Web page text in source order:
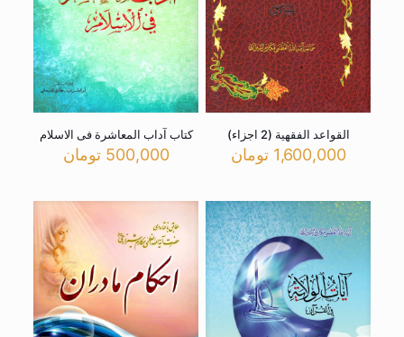
القواعد الفقهیة (2 اجزاء)
1,600,000 تومان
کتاب آداب المعاشرة فی الاسلام
500,000 تومان